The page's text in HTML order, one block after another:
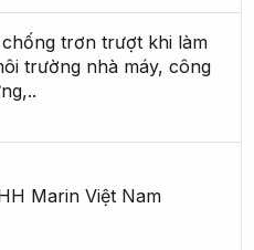
trơn trượt khi làm
trường nhà máy, công
Marin Việt Nam